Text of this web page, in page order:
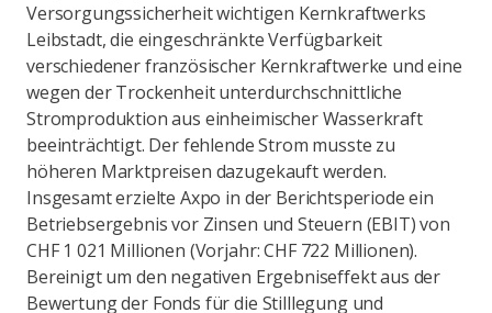
Versorgungssicherheit wichtigen Kernkraftwerks
Leibstadt, die eingeschränkte Verfügbarkeit
verschiedener französischer Kernkraftwerke und eine
wegen der Trockenheit unterdurchschnittliche
Stromproduktion aus einheimischer Wasserkraft
beeinträchtigt. Der fehlende Strom musste zu
höheren Marktpreisen dazugekauft werden.
Insgesamt erzielte Axpo in der Berichtsperiode ein
Betriebsergebnis vor Zinsen und Steuern (EBIT) von
CHF 1 021 Millionen (Vorjahr: CHF 722 Millionen).
Bereinigt um den negativen Ergebniseffekt aus der
Bewertung der Fonds für die Stilllegung und